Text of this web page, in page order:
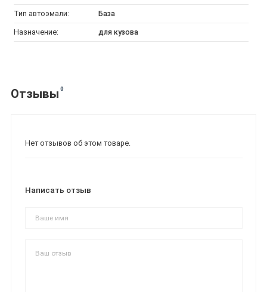
Тип автоэмали: База
Назначение: для кузова
Отзывы 0
Нет отзывов об этом товаре.
Написать отзыв